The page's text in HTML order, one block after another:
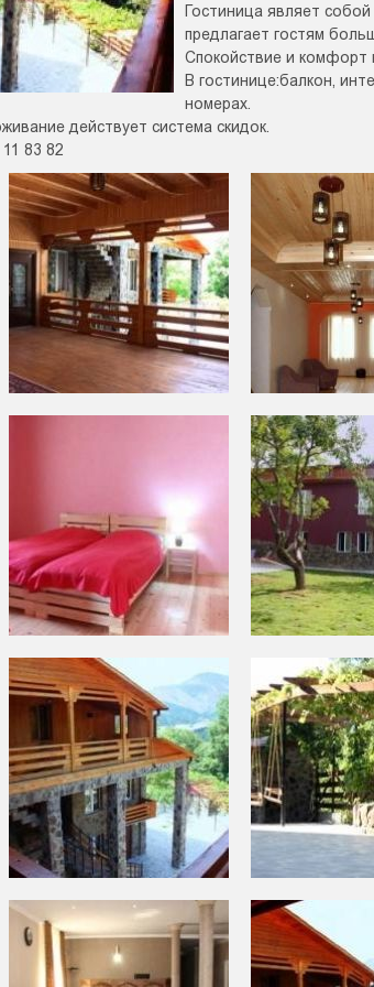
Гостиница являет
предлагает гостям
Спокойствие и комфорт
В гостинице:балкон,
номерах.
действует система скидок.
83 82